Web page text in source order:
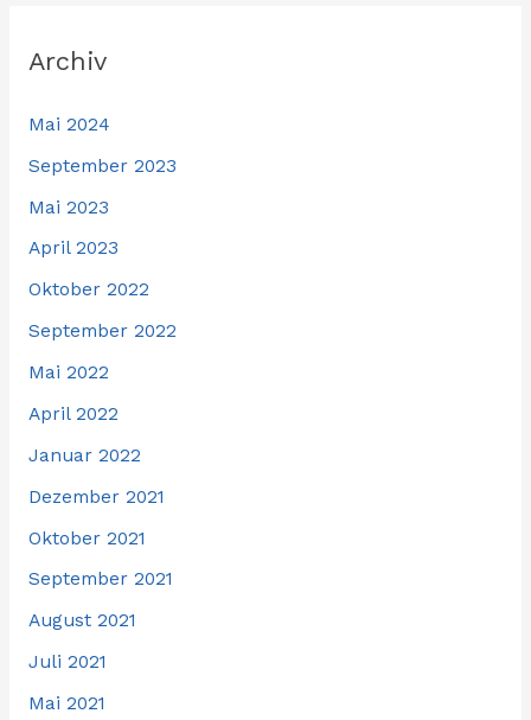
Archiv
Mai 2024
September 2023
Mai 2023
April 2023
Oktober 2022
September 2022
Mai 2022
April 2022
Januar 2022
Dezember 2021
Oktober 2021
September 2021
August 2021
Juli 2021
Mai 2021